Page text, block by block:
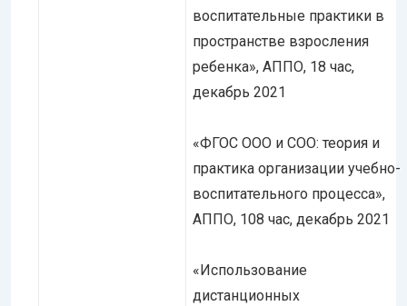
воспитательные практики в
пространстве взросления
ребенка», АППО, 18 час,
декабрь 2021
«ФГОС ООО и СОО: теория и
практика организации учебно-
воспитательного процесса»,
АППО, 108 час, декабрь 2021
«Использование
дистанционных